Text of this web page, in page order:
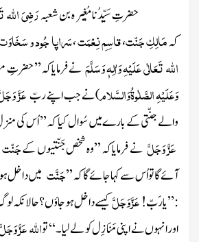
حضرتِ سَیِّدُ نا مُغِیر ہ بن شعبہرَضِیَ اللہ
کہمَالِکِ جَنّت،قاسِمِ نِعْمَت،سَراپا جُود و
اللہ تَعَالٰی عَلَیْہِ وَاٰلِہٖ وَسَلَّمَنے فرمایاکہ’’ حضرتِ
وَعَلَیْہِ الصَّلٰوۃُوَالسَّلام)نے جب اپنے ربّعَزَّ
والے جنّتی کے بارے میں سُوال کیا کہ’’ اُس کی
عَزَّ وَجَلَّ نے فرمایاکہ ’’وہ شخص جَنّتیوں کےجَنّت
آئے گا تو اُس سے کہا جائے گاکہ’’جَنَّت میں داخل
: ’’یا ر َ بّ !عَزَّ وَجَلَّکیسے داخل ہوجاؤں ؟ حالانکہ
اور انہوں نے اپنی مَنَا زِل کو لے لیا۔‘‘ تواللّٰہعَزَّ